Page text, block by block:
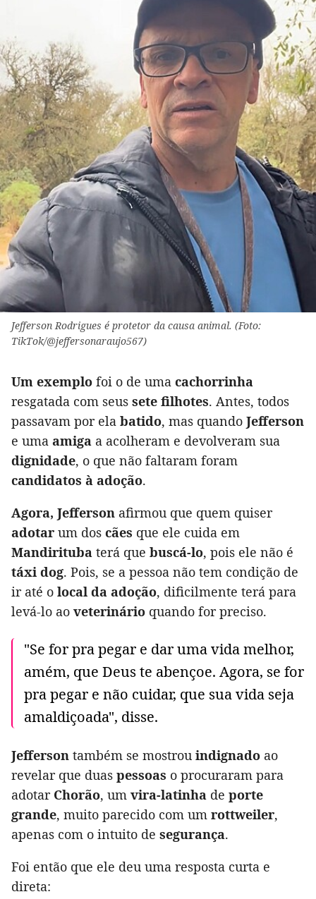
Jefferson Rodrigues é protetor da causa animal. (Foto:
TikTok/@jeffersonaraujo567)
Um exemplo foi o de uma cachorrinha
resgatada com seus sete filhotes. Antes, todos
passavam por ela batido, mas quando Jefferson
e uma amiga a acolheram e devolveram sua
dignidade, o que não faltaram foram
candidatos à adoção.
Agora, Jefferson afirmou que quem quiser
adotar um dos cães que ele cuida em
Mandirituba terá que buscá-lo, pois ele não é
táxi dog. Pois, se a pessoa não tem condição de
ir até o local da adoção, dificilmente terá para
levá-lo ao veterinário quando for preciso.
"Se for pra pegar e dar uma vida melhor,
amém, que Deus te abençoe. Agora, se for
pra pegar e não cuidar, que sua vida seja
amaldiçoada", disse.
Jefferson também se mostrou indignado ao
revelar que duas pessoas o procuraram para
adotar Chorão, um vira-latinha de porte
grande, muito parecido com um rottweiler,
apenas com o intuito de segurança.
Foi então que ele deu uma resposta curta e
direta: